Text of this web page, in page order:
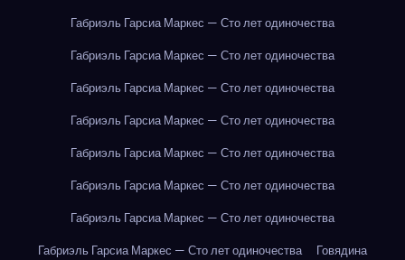
Габриэль Гарсиа Маркес — Сто лет одиночества
Габриэль Гарсиа Маркес — Сто лет одиночества
Габриэль Гарсиа Маркес — Сто лет одиночества
Габриэль Гарсиа Маркес — Сто лет одиночества
Габриэль Гарсиа Маркес — Сто лет одиночества
Габриэль Гарсиа Маркес — Сто лет одиночества
Габриэль Гарсиа Маркес — Сто лет одиночества
Габриэль Гарсиа Маркес — Сто лет одиночества
Говядина